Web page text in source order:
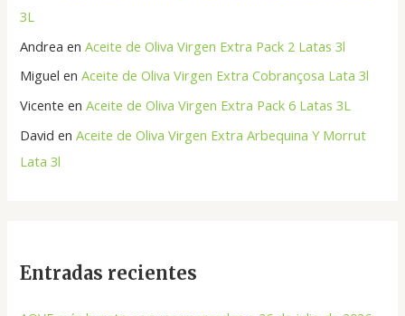
3L
Andrea enAceite de Oliva Virgen Extra Pack 2 Latas 3l
Miguel enAceite de Oliva Virgen Extra Cobrançosa Lata 3l
Vicente enAceite de Oliva Virgen Extra Pack 6 Latas 3L
David enAceite de Oliva Virgen Extra Arbequina Y Morrut
Lata 3l
Entradas recientes